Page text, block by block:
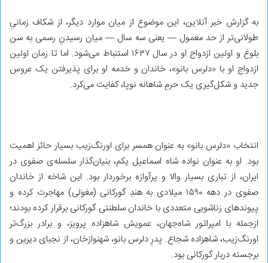
به گزارش خبر آنلاین، این موضوع از میان موارد دیگر، از شکاف زمانیِ
طولانی‌تر از حد معمول — یعنی سه سال — میان رسیدنِ رسمی به سن
بلوغ و اولین ازدواج او در سال ۱۶۳۷ استنباط می‌شود. اما تا زمان اولین
ازدواج او با «دلرس بانو»، خاندان و خدمه‌ او برای پذیرفتن یک عروس
جدید و شکل‌گیری یک حرمِ شاهانه‌ نوپا، کفایت می‌کرد.
انتخاب «دلرس بانو» به عنوان همسر برای اورنگ‌زیب بسیار حائز اهمیت
بود. او به عنوان نواده‌ شاه اسماعیل یکم، بنیان‌گذار سلسله‌ی صفوی در
ایران، از تباری بسیار والا و پرآوازه برخوردار بود. این شاخه از خاندان
صفوی در دهه‌ ۱۵۹۰ میلادی به هندِ گورکانی (مغولی) مهاجرت کرده و
پیوندهای زناشویی متعددی با خاندان سلطنتی گورکانی برقرار کرده بودند؛
ازجمله با امپراتور شاه‌جهان، عمویش شاهزاده پرویز، و برادر بزرگ‌تر
اورنگ‌زیب، شاهزاده شجاع. پدرِ دلرس بانو، شهنوازخان، از نجبای دیرین و
برجسته‌ دربار گورکانی بود.